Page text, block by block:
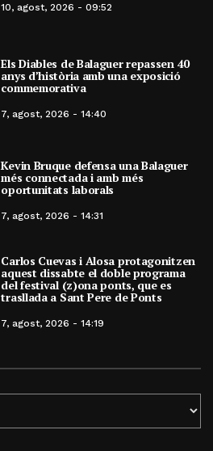
10, agost, 2026 - 09:52
Els Diables de Balaguer repassen 40
anys d’història amb una exposició
commemorativa
7, agost, 2026 - 14:40
Kevin Bruque defensa una Balaguer
més connectada i amb més
oportunitats laborals
7, agost, 2026 - 14:31
Carlos Cuevas i Alosa protagonitzen
aquest dissabte el doble programa
del festival (z)ona ponts, que es
trasllada a Sant Pere de Ponts
7, agost, 2026 - 14:19